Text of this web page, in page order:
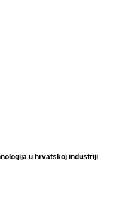
u hrvatskoj industriji